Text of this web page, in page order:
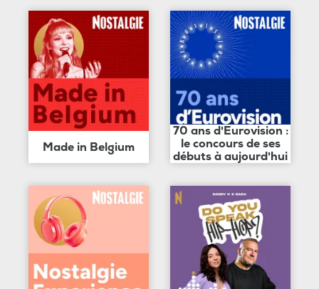
Made in Belgium
70 ans d'Eurovision :
le concours de ses
débuts à aujourd'hui